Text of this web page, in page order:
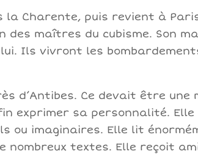
Charente, puis revient à
des maîtres du cubisme. Son
Ils vivront les
d’Antibes. Ce devait être une
exprimer sa personnalité. Elle
ou imaginaires. Elle lit
nombreux textes. Elle reçoit